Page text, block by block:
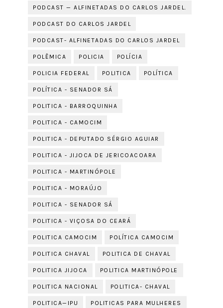
PODCAST — ALFINETADAS DO CARLOS JARDEL.
PODCAST DO CARLOS JARDEL
PODCAST- ALFINETADAS DO CARLOS JARDEL
POLÊMICA POLICIA POLÍCIA
POLICIA FEDERAL POLITICA POLÍTICA
POLÍTICA - SENADOR SÁ
POLITICA - BARROQUINHA
POLITICA - CAMOCIM
POLITICA - DEPUTADO SÉRGIO AGUIAR
POLITICA - JIJOCA DE JERICOACOARA
POLITICA - MARTINÓPOLE
POLITICA - MORAÚJO
POLITICA - SENADOR SÁ
POLITICA - VIÇOSA DO CEARÁ
POLITICA CAMOCIM POLÍTICA CAMOCIM
POLITICA CHAVAL POLITICA DE CHAVAL
POLITICA JIJOCA POLITICA MARTINÓPOLE
POLITICA NACIONAL POLITICA- CHAVAL
POLITICA—IPU POLITICAS PARA MULHERES